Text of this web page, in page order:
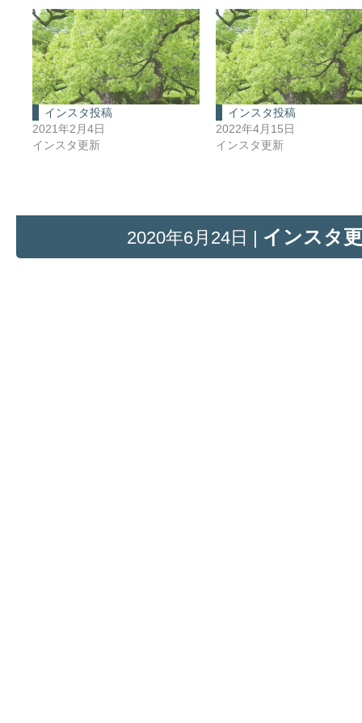
インスタ投稿
2021年2月4日
インスタ更新
インスタ投稿
2022年4月15日
インスタ更新
2020年6月24日 | インスタ